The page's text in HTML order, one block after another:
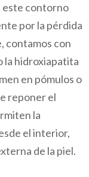
este contorno
por la pérdida
contamos con
la hidroxiapatita
en pómulos o
reponer el
la
el interior,
de la piel.